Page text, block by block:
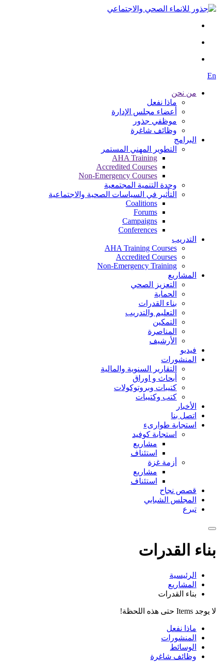
En
من نحن
ماذا نفعل
أعضاء مجلس الإدارة
موظفي جذور
وظائف شاغرة
البرامج
التطوير المهني المستمر
AHA Training
Accredited Courses
Non-Emergency Courses
وحدة التنمية المجتمعية
التأثير في السياسات الصحية والاجتماعية
Coalitions
Forums
Campaigns
Conferences
التدريب
AHA Training Courses
Accredited Courses
Non-Emergency Training
المشاريع
التعزيز الصحي
الحماية
بناء القدرات
التعليم والتدريب
التمكين
المناصرة
الأرشيف
فيديو
المنشورات
التقارير السنوية والمالية
أبحاث و اوراق
كتيبات وبروتوكولات
كتب وكتيبات
الأخبار
اتصل بنا
استجابة طوارىء
استجابة كوفيد
مشاريع
استئناف
أزمة غزة
مشاريع
استئناف
قصص نجاح
المجلس الشبابي
تبرع
بناء القدرات
الرئيسية
المشاريع
بناء القدرات
لا يوجد Items حتى هذه اللحظة!
ماذا نفعل
المنشورات
الوسائط
وظائف شاغرة